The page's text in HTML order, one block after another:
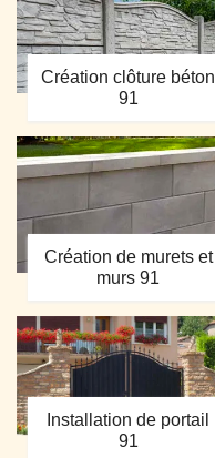
Création clôture béton
91
Création de murets et
murs 91
Installation de portail
91